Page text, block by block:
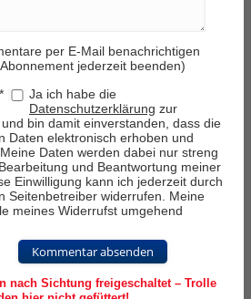
per E-Mail benachrichtigen
jederzeit beenden)
*
Ja ich habe die
Datenschutzerklärung zur
bin damit einverstanden, dass die
Daten elektronisch erhoben und
Daten werden dabei nur streng
und Beantwortung meiner
Einwilligung kann ich jederzeit durch
Seitenbetreiber widerrufen. Meine
meines Widerrufst umgehend
Kommentar absenden
nach Sichtung freigeschaltet – Trolle